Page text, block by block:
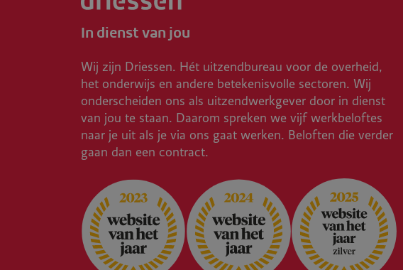
In dienst van jou
Wij zijn Driessen. Hét uitzendbureau voor de overheid,
het onderwijs en andere betekenisvolle sectoren. Wij
onderscheiden ons als uitzendwerkgever door in dienst
van jou te staan. Daarom spreken we vijf werkbeloftes
naar je uit als je via ons gaat werken. Beloften die verder
gaan dan een contract.